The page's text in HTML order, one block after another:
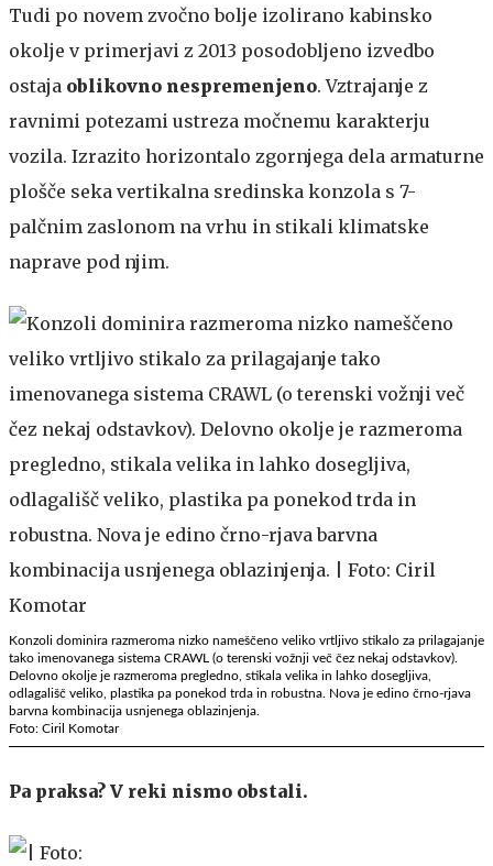
Tudi po novem zvočno bolje izolirano kabinsko
okolje v primerjavi z 2013 posodobljeno izvedbo
ostaja oblikovno nespremenjeno. Vztrajanje z
ravnimi potezami ustreza močnemu karakterju
vozila. Izrazito horizontalo zgornjega dela armaturne
plošče seka vertikalna sredinska konzola s 7-
palčnim zaslonom na vrhu in stikali klimatske
naprave pod njim.
Konzoli dominira razmeroma nizko nameščeno veliko vrtljivo stikalo za prilagajanje
tako imenovanega sistema CRAWL (o terenski vožnji več čez nekaj odstavkov).
Delovno okolje je razmeroma pregledno, stikala velika in lahko dosegljiva,
odlagališč veliko, plastika pa ponekod trda in robustna. Nova je edino črno-rjava
barvna kombinacija usnjenega oblazinjenja.
Foto: Ciril Komotar
Pa praksa? V reki nismo obstali.